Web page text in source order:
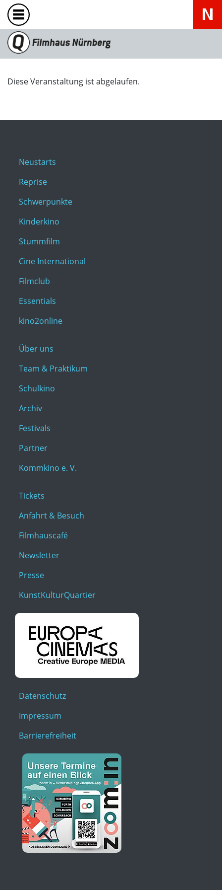
Diese Veranstaltung ist abgelaufen.
Neustarts
Reprise
Schwerpunkte
Kinderkino
Stummfilm
Cine International
Filmclub
Essentials
kino2online
Über uns
Team & Praktikum
Schulkino
Archiv
Festivals
Partner
Kommkino e. V.
Tickets
Anfahrt & Besuch
Filmhauscafé
Newsletter
Presse
KunstKulturQuartier
Datenschutz
Impressum
Barrierefreiheit